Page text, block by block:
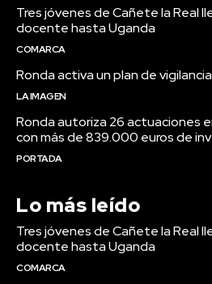
Tres jóvenes de Cañete la Real
docente hasta Uganda
COMARCA
Ronda activa un plan de
LA IMAGEN
Ronda autoriza 26 actuaciones
con más de 839.000 euros de
PORTADA
Lo más leído
Tres jóvenes de Cañete la Real
docente hasta Uganda
COMARCA